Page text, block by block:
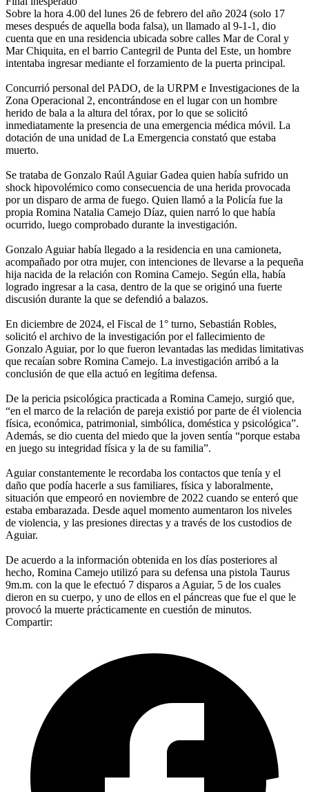
Sobre la hora 4.00 del lunes 26 de febrero del año 2024 (solo 17
meses después de aquella boda falsa), un llamado al 9-1-1, dio
cuenta que en una residencia ubicada sobre calles Mar de Coral y
Mar Chiquita, en el barrio Cantegril de Punta del Este, un hombre
intentaba ingresar mediante el forzamiento de la puerta principal.
Concurrió personal del PADO, de la URPM e Investigaciones de la
Zona Operacional 2, encontrándose en el lugar con un hombre
herido de bala a la altura del tórax, por lo que se solicitó
inmediatamente la presencia de una emergencia médica móvil. La
dotación de una unidad de La Emergencia constató que estaba
muerto.
Se trataba de Gonzalo Raúl Aguiar Gadea quien había sufrido un
shock hipovolémico como consecuencia de una herida provocada
por un disparo de arma de fuego. Quien llamó a la Policía fue la
propia Romina Natalia Camejo Díaz, quien narró lo que había
ocurrido, luego comprobado durante la investigación.
Gonzalo Aguiar había llegado a la residencia en una camioneta,
acompañado por otra mujer, con intenciones de llevarse a la pequeña
hija nacida de la relación con Romina Camejo. Según ella, había
logrado ingresar a la casa, dentro de la que se originó una fuerte
discusión durante la que se defendió a balazos.
En diciembre de 2024, el Fiscal de 1° turno, Sebastián Robles,
solicitó el archivo de la investigación por el fallecimiento de
Gonzalo Aguiar, por lo que fueron levantadas las medidas limitativas
que recaían sobre Romina Camejo. La investigación arribó a la
conclusión de que ella actuó en legítima defensa.
De la pericia psicológica practicada a Romina Camejo, surgió que,
“en el marco de la relación de pareja existió por parte de él violencia
física, económica, patrimonial, simbólica, doméstica y psicológica”.
Además, se dio cuenta del miedo que la joven sentía “porque estaba
en juego su integridad física y la de su familia”.
Aguiar constantemente le recordaba los contactos que tenía y el
daño que podía hacerle a sus familiares, física y laboralmente,
situación que empeoró en noviembre de 2022 cuando se enteró que
estaba embarazada. Desde aquel momento aumentaron los niveles
de violencia, y las presiones directas y a través de los custodios de
Aguiar.
De acuerdo a la información obtenida en los días posteriores al
hecho, Romina Camejo utilizó para su defensa una pistola Taurus
9m.m. con la que le efectuó 7 disparos a Aguiar, 5 de los cuales
dieron en su cuerpo, y uno de ellos en el páncreas que fue el que le
provocó la muerte prácticamente en cuestión de minutos.
Compartir: